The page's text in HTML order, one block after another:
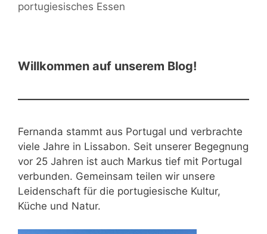
portugiesisches Essen
Willkommen auf unserem Blog!
Fernanda stammt aus Portugal und verbrachte
viele Jahre in Lissabon. Seit unserer Begegnung
vor 25 Jahren ist auch Markus tief mit Portugal
verbunden. Gemeinsam teilen wir unsere
Leidenschaft für die portugiesische Kultur,
Küche und Natur.